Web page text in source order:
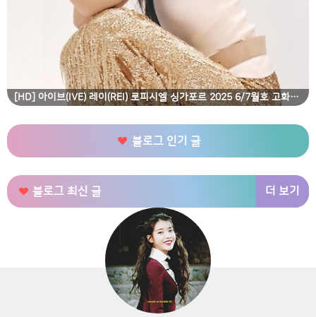
[HD] 아이브(IVE) 레이(REI) 로피시엘 싱가포르 2025 6/7월호 고화질 화보
블로그 인기 글
블로그 최신 글 더 보기